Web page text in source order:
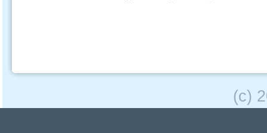
(c)